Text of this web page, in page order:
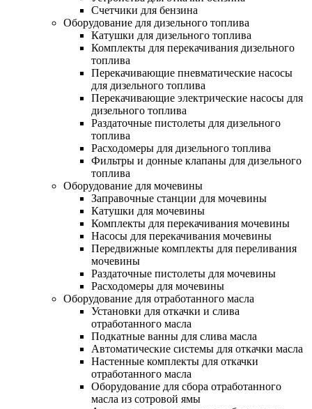
Счетчики для бензина
Оборудование для дизельного топлива
Катушки для дизельного топлива
Комплекты для перекачивания дизельного
топлива
Перекачивающие пневматические насосы
для дизельного топлива
Перекачивающие электрические насосы для
дизельного топлива
Раздаточные пистолеты для дизельного
топлива
Расходомеры для дизельного топлива
Фильтры и донные клапаны для дизельного
топлива
Оборудование для мочевины
Заправочные станции для мочевины
Катушки для мочевины
Комплекты для перекачивания мочевины
Насосы для перекачивания мочевины
Передвижные комплекты для переливания
мочевины
Раздаточные пистолеты для мочевины
Расходомеры для мочевины
Оборудование для отработанного масла
Установки для откачки и слива
отработанного масла
Подкатные ванны для слива масла
Автоматические системы для откачки масла
Настенные комплекты для откачки
отработанного масла
Оборудование для сбора отработанного
масла из сотровой ямы